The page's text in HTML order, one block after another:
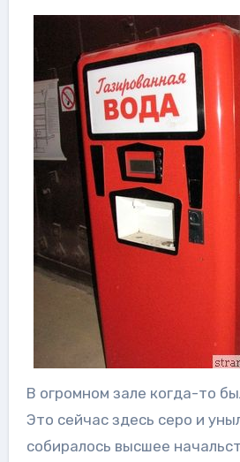
В огромном зале когда-то
Это сейчас здесь серо и
собиралось высшее